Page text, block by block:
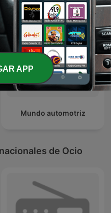
Mundo automotriz
de Ocio
APP